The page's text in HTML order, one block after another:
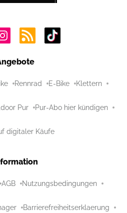
Rennrad E-Bike Klettern
Pur Pur-Abo hier kündigen
digitaler Käufe
AGB Nutzungsbedingungen
Barrierefreiheitserklaerung